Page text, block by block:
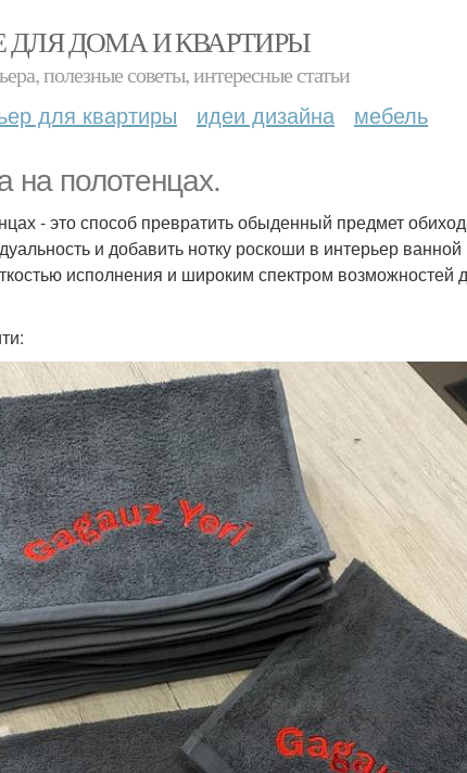
ДЛЯ ДОМА И КВАРТИРЫ
полезные советы, интересные статьи
для квартиры идеи дизайна мебель
полотенцах.
- это способ превратить обыденный предмет
и добавить нотку роскоши в интерьер
исполнения и широким спектром